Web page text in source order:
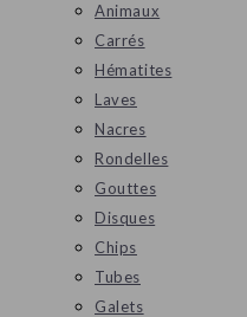
Animaux
Carrés
Hématites
Laves
Nacres
Rondelles
Gouttes
Disques
Chips
Tubes
Galets